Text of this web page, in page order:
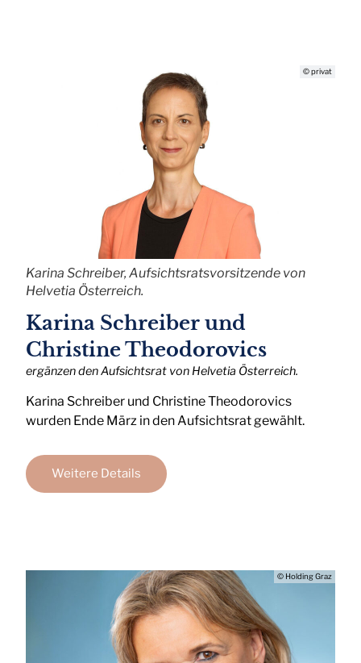
© privat
Karina Schreiber, Aufsichtsratsvorsitzende von
Helvetia Österreich.
Karina Schreiber und
Christine Theodorovics
ergänzen den Aufsichtsrat von Helvetia Österreich.
Karina Schreiber und Christine Theodorovics
wurden Ende März in den Aufsichtsrat gewählt.
Weitere Details
© Holding Graz